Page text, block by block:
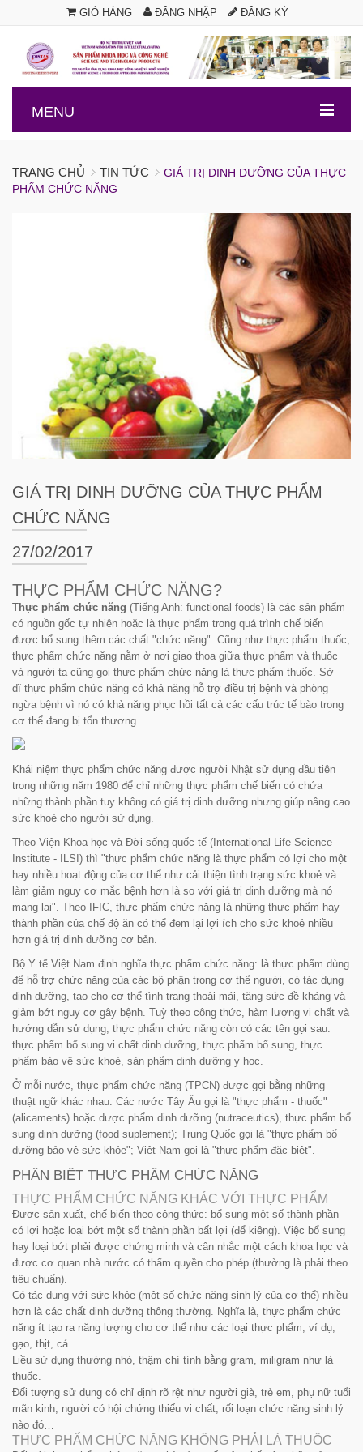
GIỎ HÀNG ĐĂNG NHẬP ĐĂNG KÝ
.
MENU
TRANG CHỦ TIN TỨC
GIÁ TRỊ DINH DƯỠNG CỦA THỰC
PHẨM CHỨC NĂNG
GIÁ TRỊ DINH DƯỠNG CỦA THỰC PHẨM
CHỨC NĂNG
27/02/2017
THỰC PHẨM CHỨC NĂNG?
Thực phẩm chức năng (Tiếng Anh: functional foods) là các sản phẩm
có nguồn gốc tự nhiên hoặc là thực phẩm trong quá trình chế biến
được bổ sung thêm các chất "chức năng". Cũng như thực phẩm thuốc,
thực phẩm chức năng nằm ở nơi giao thoa giữa thực phẩm và thuốc
và người ta cũng gọi thực phẩm chức năng là thực phẩm thuốc. Sở
dĩ thực phẩm chức năng có khả năng hỗ trợ điều trị bệnh và phòng
ngừa bệnh vì nó có khả năng phục hồi tất cả các cấu trúc tế bào trong
cơ thể đang bị tổn thương.
Khái niệm thực phẩm chức năng được người Nhật sử dụng đầu tiên
trong những năm 1980 để chỉ những thực phẩm chế biến có chứa
những thành phần tuy không có giá trị dinh dưỡng nhưng giúp nâng cao
sức khoẻ cho người sử dụng.
Theo Viện Khoa học và Đời sống quốc tế (International Life Science
Institute - ILSI) thì "thực phẩm chức năng là thực phẩm có lợi cho một
hay nhiều hoạt động của cơ thể như cải thiện tình trạng sức khoẻ và
làm giảm nguy cơ mắc bệnh hơn là so với giá trị dinh dưỡng mà nó
mang lại". Theo IFIC, thực phẩm chức năng là những thực phẩm hay
thành phần của chế độ ăn có thể đem lại lợi ích cho sức khoẻ nhiều
hơn giá trị dinh dưỡng cơ bản.
Bộ Y tế Việt Nam định nghĩa thực phẩm chức năng: là thực phẩm dùng
để hỗ trợ chức năng của các bộ phận trong cơ thể người, có tác dụng
dinh dưỡng, tạo cho cơ thể tình trạng thoải mái, tăng sức đề kháng và
giảm bớt nguy cơ gây bệnh. Tuỳ theo công thức, hàm lượng vi chất và
hướng dẫn sử dụng, thực phẩm chức năng còn có các tên gọi sau:
thực phẩm bổ sung vi chất dinh dưỡng, thực phẩm bổ sung, thực
phẩm bảo vệ sức khoẻ, sản phẩm dinh dưỡng y học.
Ở mỗi nước, thực phẩm chức năng (TPCN) được gọi bằng những
thuật ngữ khác nhau: Các nước Tây Âu gọi là "thực phẩm - thuốc"
(alicaments) hoặc dược phẩm dinh dưỡng (nutraceutics), thực phẩm bổ
sung dinh dưỡng (food suplement); Trung Quốc gọi là "thực phẩm bổ
dưỡng bảo vệ sức khỏe"; Việt Nam gọi là "thực phẩm đặc biệt".
PHÂN BIỆT THỰC PHẨM CHỨC NĂNG
THỰC PHẨM CHỨC NĂNG KHÁC VỚI THỰC PHẨM
Được sản xuất, chế biến theo công thức: bổ sung một số thành phần
có lợi hoặc loại bớt một số thành phần bất lợi (để kiêng). Việc bổ sung
hay loại bớt phải được chứng minh và cân nhắc một cách khoa học và
được cơ quan nhà nước có thẩm quyền cho phép (thường là phải theo
tiêu chuẩn).
Có tác dụng với sức khỏe (một số chức năng sinh lý của cơ thể) nhiều
hơn là các chất dinh dưỡng thông thường. Nghĩa là, thực phẩm chức
năng ít tạo ra năng lượng cho cơ thể như các loại thực phẩm, ví dụ,
gạo, thịt, cá…
Liều sử dụng thường nhỏ, thậm chí tính bằng gram, miligram như là
thuốc.
Đối tượng sử dụng có chỉ định rõ rệt như người già, trẻ em, phụ nữ tuổi
mãn kinh, người có hội chứng thiếu vi chất, rối loạn chức năng sinh lý
nào đó…
THỰC PHẨM CHỨC NĂNG KHÔNG PHẢI LÀ THUỐC